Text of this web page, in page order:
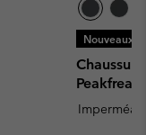
Nouveaux